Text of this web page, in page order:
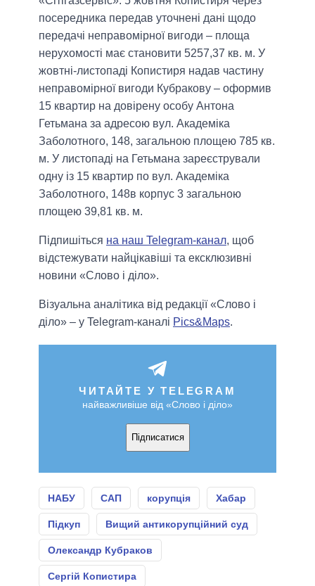
посередника передав уточнені дані щодо
передачі неправомірної вигоди – площа
нерухомості має становити 5257,37 кв. м. У
жовтні-листопаді Копистиря надав частину
неправомірної вигоди Кубракову – оформив
15 квартир на довірену особу Антона
Гетьмана за адресою вул. Академіка
Заболотного, 148, загальною площею 785 кв.
м. У листопаді на Гетьмана зареєстрували
одну із 15 квартир по вул. Академіка
Заболотного, 148в корпус 3 загальною
площею 39,81 кв. м.
Підпишіться на наш Telegram-канал, щоб
відстежувати найцікавіші та ексклюзивні
новини «Слово і діло».
Візуальна аналітика від редакції «Слово і
діло» – у Telegram-каналі Pics&Maps.
ЧИТАЙТЕ У TELEGRAM
найважливіше від «Слово і діло»
Підписатися
НАБУ САП корупція Хабар
Підкуп Вищий антикорупційний суд
Олександр Кубраков
Сергій Копистира